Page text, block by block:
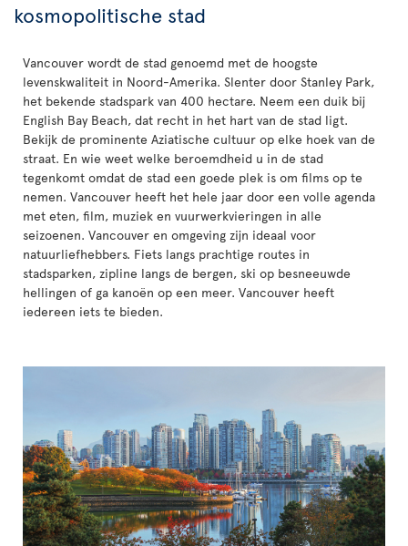
kosmopolitische stad
Vancouver wordt de stad genoemd met de hoogste
levenskwaliteit in Noord-Amerika. Slenter door Stanley Park,
het bekende stadspark van 400 hectare. Neem een duik bij
English Bay Beach, dat recht in het hart van de stad ligt.
Bekijk de prominente Aziatische cultuur op elke hoek van de
straat. En wie weet welke beroemdheid u in de stad
tegenkomt omdat de stad een goede plek is om films op te
nemen. Vancouver heeft het hele jaar door een volle agenda
met eten, film, muziek en vuurwerkvieringen in alle
seizoenen. Vancouver en omgeving zijn ideaal voor
natuurliefhebbers. Fiets langs prachtige routes in
stadsparken, zipline langs de bergen, ski op besneeuwde
hellingen of ga kanoën op een meer. Vancouver heeft
iedereen iets te bieden.